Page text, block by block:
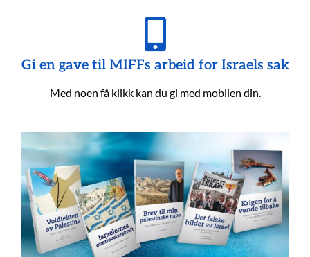
Gi en gave til MIFFs arbeid for Israels sak
Med noen få klikk kan du gi med mobilen din.